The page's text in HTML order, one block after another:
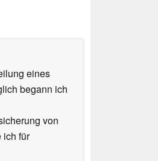
eines
begann ich
von
ich für